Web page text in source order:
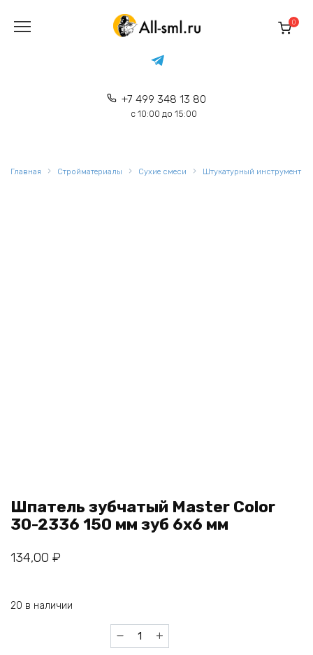
содержанию
+7 499 348 13 80
с 10:00 до 15:00
0
Главная Стройматериалы Сухие смеси Штукатурный инструмент
Шпатель зубчатый Master Color
30-2336 150 мм зуб 6х6 мм
134,00 ₽
20 в наличии
Количество
товара